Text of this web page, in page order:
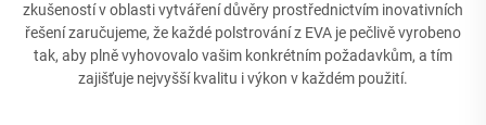
zkušeností v oblasti vytváření důvěry prostřednictvím inovativních
řešení zaručujeme, že každé polstrování z EVA je pečlivě vyrobeno
tak, aby plně vyhovovalo vašim konkrétním požadavkům, a tím
zajišťuje nejvyšší kvalitu i výkon v každém použití.